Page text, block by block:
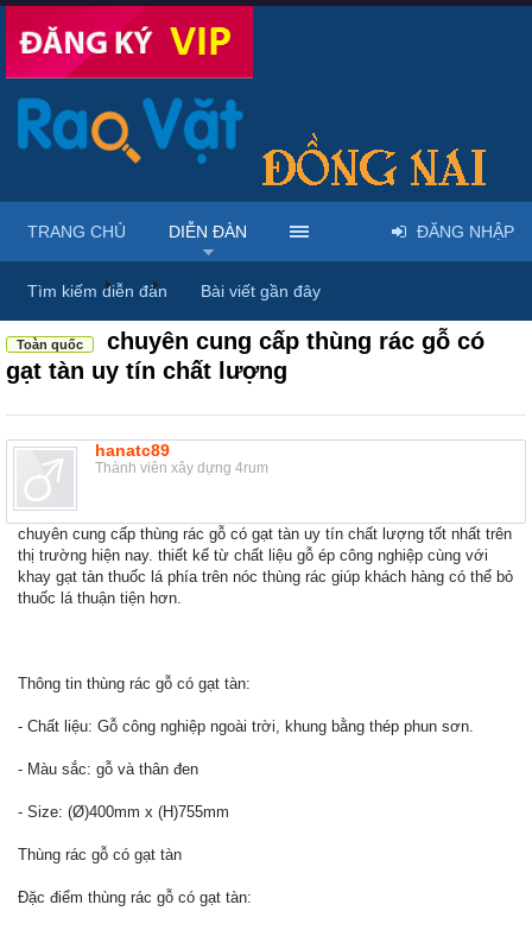
Diễn đàn ... Máy móc & thiết bị công nông nghiệp
Toàn quốc
chuyên cung cấp thùng rác gỗ có
gạt tàn uy tín chất lượng
hanatc89
Thành viên xây dựng 4rum
chuyên cung cấp thùng rác gỗ có gạt tàn uy tín chất lượng tốt nhất trên
thị trường hiện nay. thiết kế từ chất liệu gỗ ép công nghiệp cùng với
khay gạt tàn thuốc lá phía trên nóc thùng rác giúp khách hàng có thể bỏ
thuốc lá thuận tiện hơn.
Thông tin thùng rác gỗ có gạt tàn:
- Chất liệu: Gỗ công nghiệp ngoài trời, khung bằng thép phun sơn.
- Màu sắc: gỗ và thân đen
- Size: (Ø)400mm x (H)755mm
Thùng rác gỗ có gạt tàn
Đặc điểm thùng rác gỗ có gạt tàn:
TRANG CHỦ DIỄN ĐÀN
Tìm kiếm diễn đàn Bài viết gần đây
ĐĂNG NHẬP